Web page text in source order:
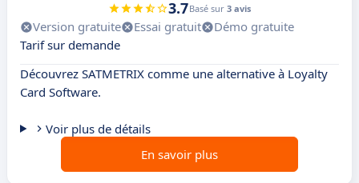
3.7Basé sur 3 avis
Version gratuite Essai gratuit
Démo gratuite
Tarif sur demande
Découvrez SATMETRIX comme une alternative à Loyalty
Card Software.
Voir plus de détails
En savoir plus